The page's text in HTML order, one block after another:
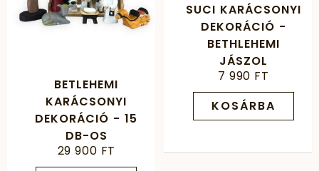
SUCI KARÁCSONYI
DEKORÁCIÓ -
BETHLEHEMI
JÁSZOL
7 990 FT
KOSÁRBA
BETLEHEMI
KARÁCSONYI
DEKORÁCIÓ - 15
DB-OS
29 900 FT